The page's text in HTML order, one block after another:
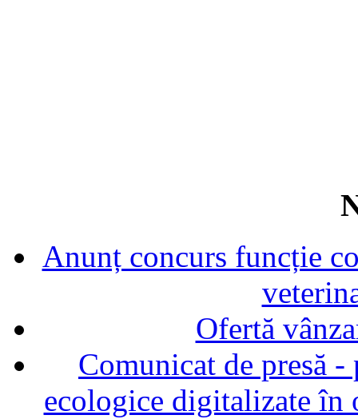
Anunț concurs funcție
Ofertă
Comunicat de presă
ecologice digitalizate în